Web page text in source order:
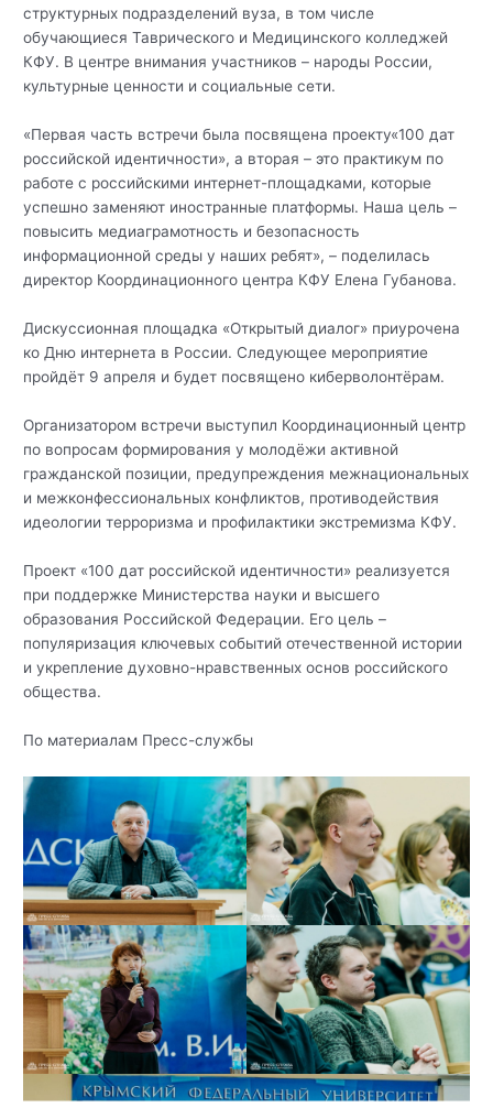
структурных подразделений вуза, в том числе
обучающиеся Таврического и Медицинского колледжей
КФУ. В центре внимания участников – народы России,
культурные ценности и социальные сети.
«Первая часть встречи была посвящена проекту«100 дат
российской идентичности», а вторая – это практикум по
работе с российскими интернет-площадками, которые
успешно заменяют иностранные платформы. Наша цель –
повысить медиаграмотность и безопасность
информационной среды у наших ребят», – поделилась
директор Координационного центра КФУ Елена Губанова.
Дискуссионная площадка «Открытый диалог» приурочена
ко Дню интернета в России. Следующее мероприятие
пройдёт 9 апреля и будет посвящено киберволонтёрам.
Организатором встречи выступил Координационный центр
по вопросам формирования у молодёжи активной
гражданской позиции, предупреждения межнациональных
и межконфессиональных конфликтов, противодействия
идеологии терроризма и профилактики экстремизма КФУ.
Проект «100 дат российской идентичности» реализуется
при поддержке Министерства науки и высшего
образования Российской Федерации. Его цель –
популяризация ключевых событий отечественной истории
и укрепление духовно-нравственных основ российского
общества.
По материалам Пресс-службы